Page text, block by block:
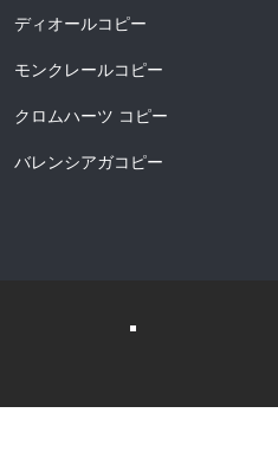
ディオールコピー
モンクレールコピー
クロムハーツ コピー
バレンシアガコピー